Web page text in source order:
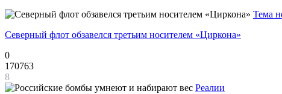
Тема
Северный флот обзавелся третьим носителем «Циркона»
0
170763
8
Реалии